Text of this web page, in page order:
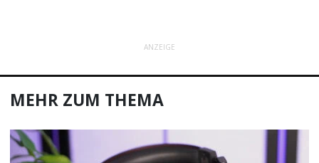
ANZEIGE
MEHR ZUM THEMA